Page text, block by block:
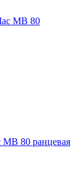
MB 80 ранцевая